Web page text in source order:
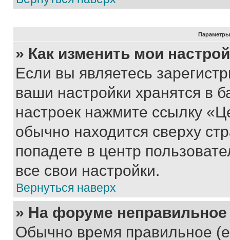
Параметры
» Как изменить мои
Если вы являетесь
ваши настройки хранятся в
настроек нажмите ссылку
обычно находится сверху
попадете в центр
все свои настройки.
Вернуться наверх
» На форуме
Обычно время правильное